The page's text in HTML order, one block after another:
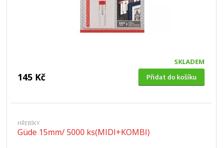
SKLADEM
145 Kč Přidat do košíku
HŘEBÍKY
Güde 15mm/ 5000 ks(MIDI+KOMBI)